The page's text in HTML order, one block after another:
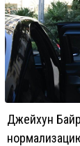
Джейхун